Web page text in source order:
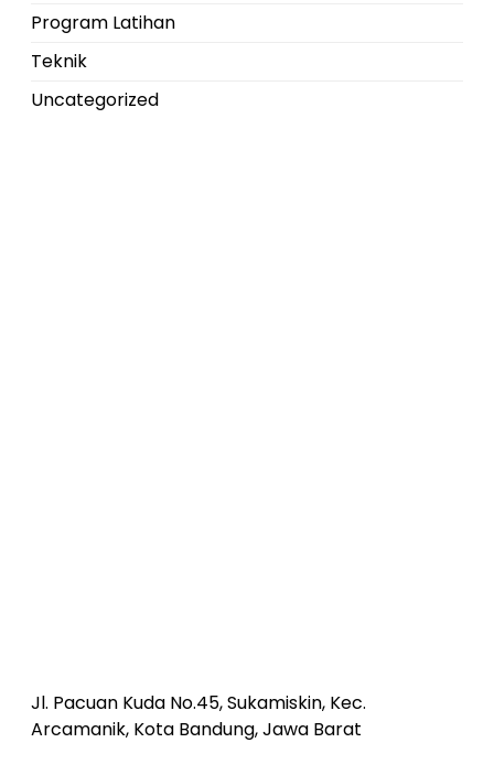
Program Latihan
Teknik
Uncategorized
Jl. Pacuan Kuda No.45, Sukamiskin, Kec.
Arcamanik, Kota Bandung, Jawa Barat